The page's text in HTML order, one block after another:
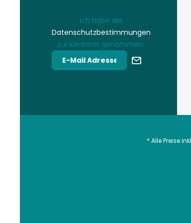
Ich habe die
Datenschutzbestimmungen
zur Kenntnis genommen.
* Alle Preise